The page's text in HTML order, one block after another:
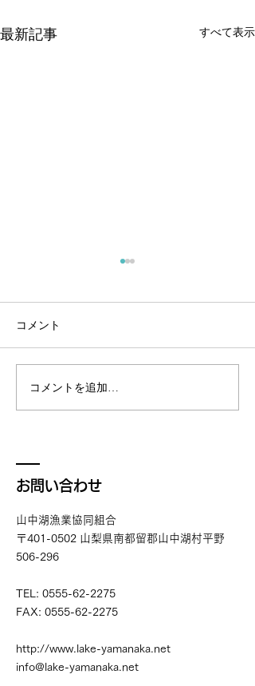
最新記事 すべて表示
山中湖漁協協同組合の遊漁券
にありがとうございます。 今
年度、令和8年4月1日より遊
yamanaka.net/fishing 何卒、
ご理解、ご協力をお願いいた
します。
コメント
コメントを追加…
お問い合わせ
山中湖漁業協同組合
〒401-0502 山梨県南都留郡山中湖村平野
506-296
TEL: 0555-62-2275
FAX: 0555-62-2275
http://www.lake-yamanaka.net
info@lake-yamanaka.net